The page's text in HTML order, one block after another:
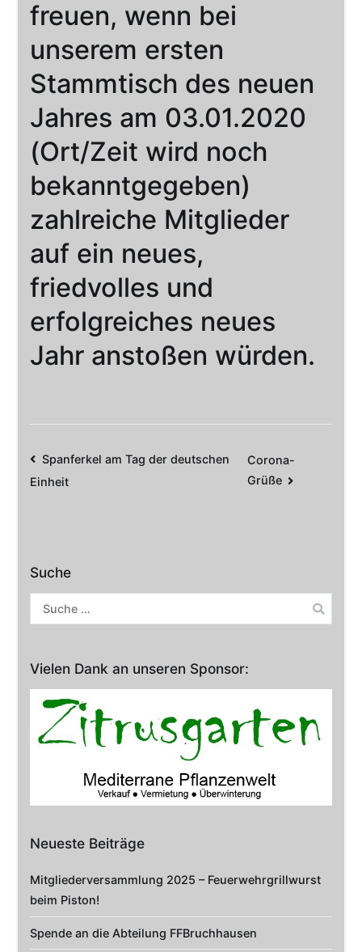
freuen, wenn bei
unserem ersten
Stammtisch des neuen
Jahres am 03.01.2020
(Ort/Zeit wird noch
bekanntgegeben)
zahlreiche Mitglieder
auf ein neues,
friedvolles und
erfolgreiches neues
Jahr anstoßen würden.
Beitrags-
Navigation
Spanferkel am Tag der deutschen
Einheit
Corona-
Grüße
Suche
Suche
nach:
Vielen Dank an unseren Sponsor:
Neueste Beiträge
Mitgliederversammlung 2025 – Feuerwehrgrillwurst
beim Piston!
Spende an die Abteilung FFBruchhausen